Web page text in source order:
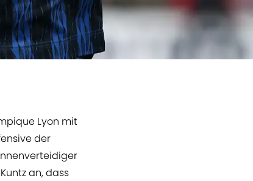
Lyon mit
der
an, dass